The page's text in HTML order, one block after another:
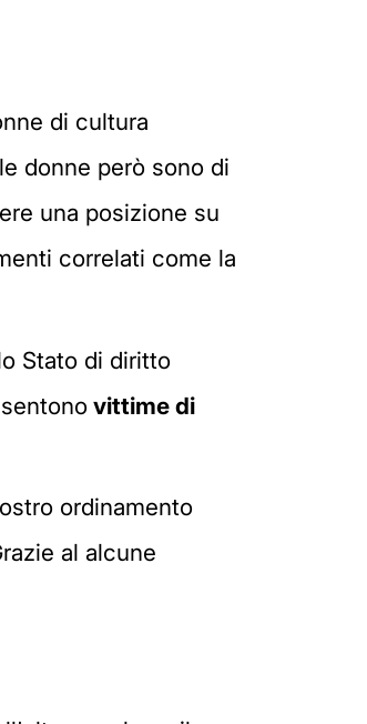
di cultura
donne però sono di
una posizione su
correlati come la
Stato di diritto
vittime di
ordinamento
al alcune